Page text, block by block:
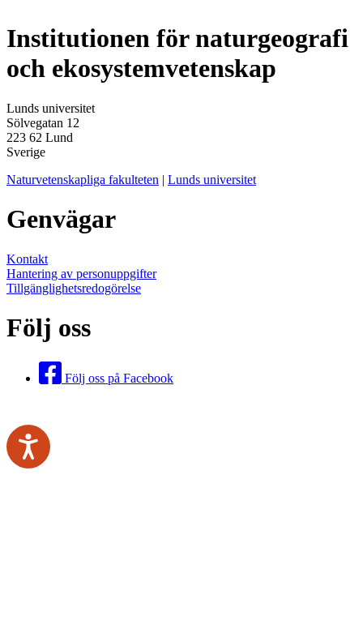
Institutionen för naturgeografi
och ekosystemvetenskap
Lunds universitet
Sölvegatan 12
223 62 Lund
Sverige
Naturvetenskapliga fakulteten | Lunds universitet
Genvägar
Kontakt
Hantering av personuppgifter
Tillgänglighetsredogörelse
Följ oss
Följ oss på Facebook